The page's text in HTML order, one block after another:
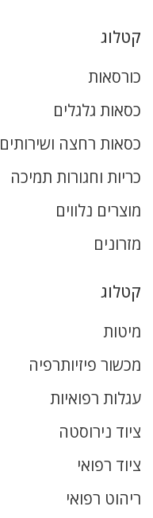
קטלוג
כורסאות
כסאות גלגלים
כסאות רחצה ושירותים
כריות וחגורות תמיכה
מוצרים נלווים
מזרונים
קטלוג
מיטות
מכשור פיזיותרפיה
עגלות רפואיות
ציוד נירוסטה
ציוד רפואי
ריהוט רפואי